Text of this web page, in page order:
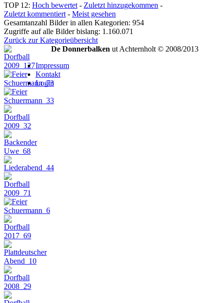
TOP 12: Hoch bewertet - Zuletzt hinzugekommen -
Zuletzt kommentiert - Meist gesehen
Gesamtanzahl Bilder in allen Kategorien: 954
Zugriffe auf alle Bilder bislang: 1.160.071
Zurück zur Kategorieübersicht
De Donnerbalken ut Achternholt © 2008/2013
Impressum
Kontakt
Login